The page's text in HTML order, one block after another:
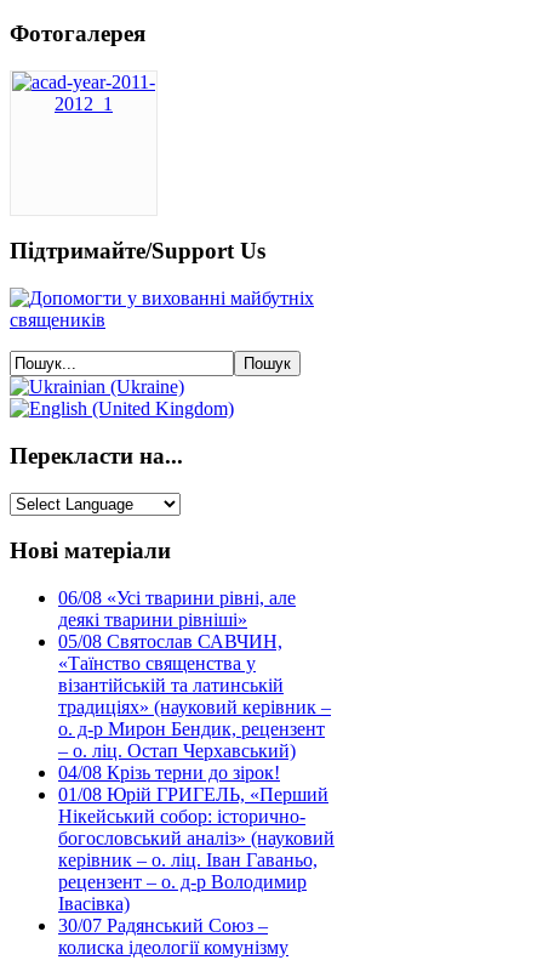
Фотогалерея
Підтримайте/Support Us
Перекласти на...
Нові матеріали
06/08 «Усі тварини рівні, але
деякі тварини рівніші»
05/08 Святослав САВЧИН,
«Таїнство священства у
візантійській та латинській
традиціях» (науковий керівник –
о. д-р Мирон Бендик, рецензент
– о. ліц. Остап Черхавський)
04/08 Крізь терни до зірок!
01/08 Юрій ГРИГЕЛЬ, «Перший
Нікейський собор: історично-
богословський аналіз» (науковий
керівник – о. ліц. Іван Гаваньо,
рецензент – о. д-р Володимир
Івасівка)
30/07 Радянський Союз –
колиска ідеології комунізму